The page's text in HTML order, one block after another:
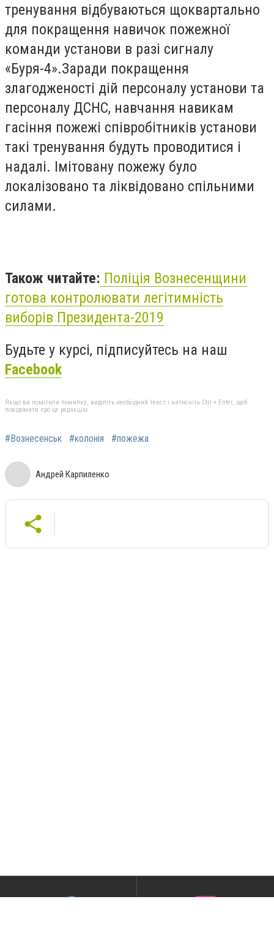
тренування відбуваються щоквартально
для покращення навичок пожежної
команди установи в разі сигналу
«Буря-4».Заради покращення
злагодженості дій персоналу установи та
персоналу ДСНС, навчання навикам
гасіння пожежі співробітників установи
такі тренування будуть проводитися і
надалі. Імітовану пожежу було
локалізовано та ліквідовано спільними
силами.
Також читайте: Поліція Вознесенщини
готова контролювати легітимність
виборів Президента-2019
Будьте у курсі, підписуйтесь на наш
Facebook
Якщо ви помітили помилку, виділіть необхідний текст і натисніть Ctrl + Enter, щоб
повідомити про це редакцію
#Вознесенськ #колонія #пожежа
Андрей Карпиленко